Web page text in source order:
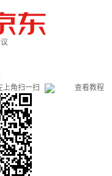
上角扫一扫 查看教程